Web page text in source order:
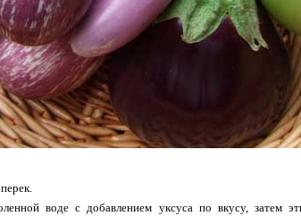
воде с добавлением уксуса по вкусу, затем